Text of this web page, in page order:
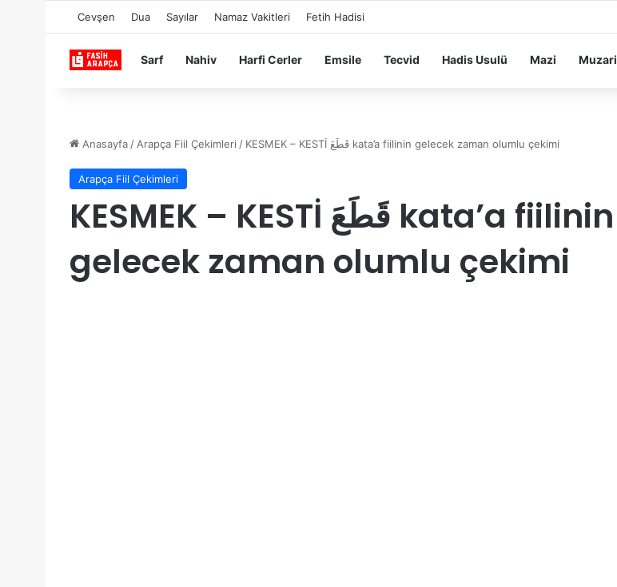
Cevşen Dua Sayılar Namaz Vakitleri Fetih Hadisi
Sarf Nahiv Harfi Cerler Emsile Tecvid Hadis Usulü Mazi Muzari
Anasayfa / Arapça Fiil Çekimleri / KESMEK – KESTİ قَطَعَ kata’a fiilinin gelecek zaman olumlu çekimi
Arapça Fiil Çekimleri
KESMEK – KESTİ قَطَعَ kata’a fiilinin
gelecek zaman olumlu çekimi